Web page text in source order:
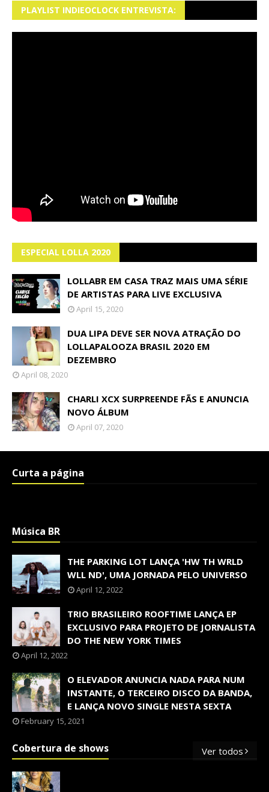
PLAYLIST INDIEOCLOCK ENTREVISTA:
ESPECIAL LOLLA 2020
LOLLABR EM CASA TRAZ MAIS UMA SÉRIE
DE ARTISTAS PARA LIVE EXCLUSIVA
April 15, 2020
DUA LIPA DEVE SER NOVA ATRAÇÃO DO
LOLLAPALOOZA BRASIL 2020 EM
DEZEMBRO
April 08, 2020
CHARLI XCX SURPREENDE FÃS E ANUNCIA
NOVO ÁLBUM
April 07, 2020
Curta a página
Música BR
THE PARKING LOT LANÇA 'HW TH WRLD
WLL ND', UMA JORNADA PELO UNIVERSO
April 12, 2022
TRIO BRASILEIRO ROOFTIME LANÇA EP
EXCLUSIVO PARA PROJETO DE JORNALISTA
DO THE NEW YORK TIMES
April 12, 2022
O ELEVADOR ANUNCIA NADA PARA NUM
INSTANTE, O TERCEIRO DISCO DA BANDA,
E LANÇA NOVO SINGLE NESTA SEXTA
February 15, 2021
Cobertura de shows Ver todos